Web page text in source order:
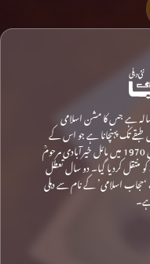
ہے جس کا مشن اسلامی
طبقے تک پہنچانا ہے جو اس کے
نصف کی نمائندہ ہے۔ حجاب کی داغ بیل رام پور میں 1970 میں مائل خیرآبادی مرحومؒ
صاحبؒ کو منتقل کردیا گیا۔ دو سال تعطل
کا نقشِ ثالث ‘حجاب اسلامی’ کے نام سے دہلی